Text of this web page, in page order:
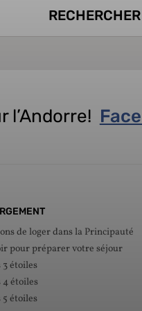
l’Andorre!
de loger dans la Principauté
pour préparer votre séjour
3 étoiles
4 étoiles
5 étoiles